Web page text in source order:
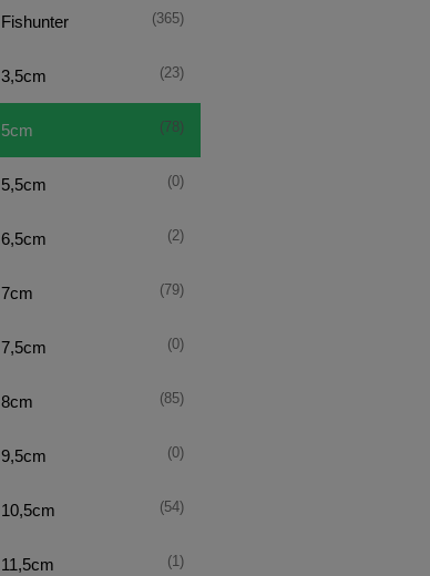
Fishunter (365)
3,5cm (23)
5cm (78)
5,5cm (0)
6,5cm (2)
7cm (79)
7,5cm (0)
8cm (85)
9,5cm (0)
10,5cm (54)
11,5cm (1)